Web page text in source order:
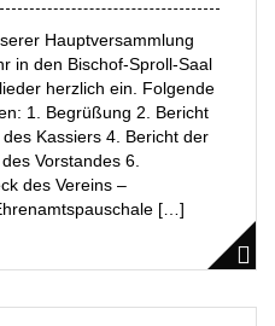
Hauptversammlung
in den Bischof-Sproll-Saal
herzlich ein. Folgende
1. Begrüßung 2. Bericht
Kassiers 4. Bericht der
Vorstandes 6.
des Vereins –
[…]